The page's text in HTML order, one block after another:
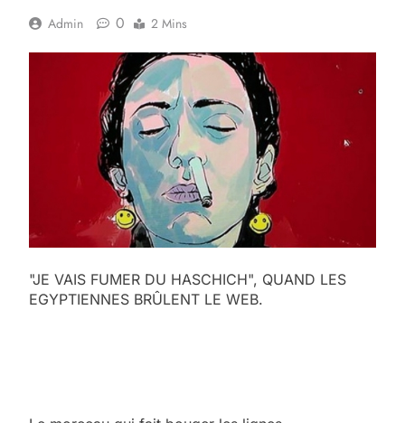
Admin 0 2 Mins
"JE VAIS FUMER DU HASCHICH", QUAND LES
EGYPTIENNES BRÛLENT LE WEB.